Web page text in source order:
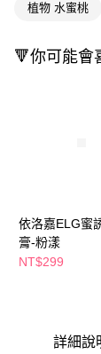
ATM／網路銀
後付繳納相關費
https://aftee.tw/
３．未成年的使
「AFTEE先享
任。
４．使用「
恩沛科技股份
萊爾富取貨付款
宅配(本島)
每筆NT$100
植物 水蜜桃
🔻你可能會
依洛嘉ELG蜜
膏-粉漾
NT$299
詳細說